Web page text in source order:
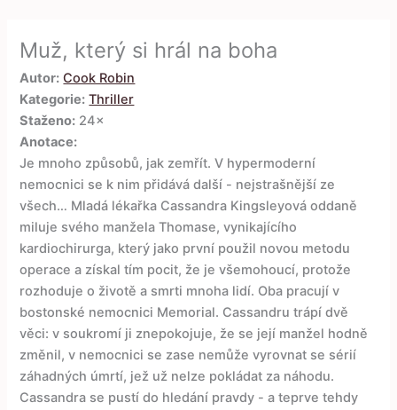
Muž, který si hrál na boha
Autor: Cook Robin
Kategorie: Thriller
Staženo: 24×
Anotace:
Je mnoho způsobů, jak zemřít. V hypermoderní
nemocnici se k nim přidává další - nejstrašnější ze
všech… Mladá lékařka Cassandra Kingsleyová oddaně
miluje svého manžela Thomase, vynikajícího
kardiochirurga, který jako první použil novou metodu
operace a získal tím pocit, že je všemohoucí, protože
rozhoduje o životě a smrti mnoha lidí. Oba pracují v
bostonské nemocnici Memorial. Cassandru trápí dvě
věci: v soukromí ji znepokojuje, že se její manžel hodně
změnil, v nemocnici se zase nemůže vyrovnat se sérií
záhadných úmrtí, jež už nelze pokládat za náhodu.
Cassandra se pustí do hledání pravdy - a teprve tehdy